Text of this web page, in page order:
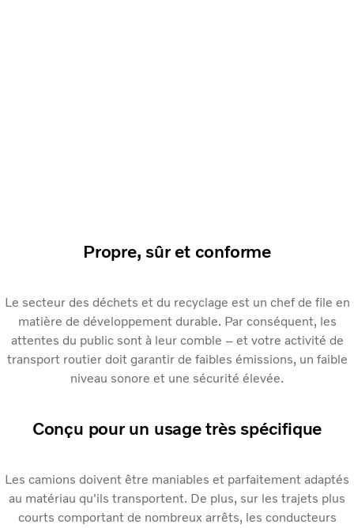
Propre, sûr et conforme
Le secteur des déchets et du recyclage est un chef de file en
matière de développement durable. Par conséquent, les
attentes du public sont à leur comble – et votre activité de
transport routier doit garantir de faibles émissions, un faible
niveau sonore et une sécurité élevée.
Conçu pour un usage très spécifique
Les camions doivent être maniables et parfaitement adaptés
au matériau qu'ils transportent. De plus, sur les trajets plus
courts comportant de nombreux arrêts, les conducteurs